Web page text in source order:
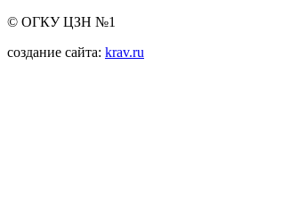
© ОГКУ ЦЗН №1
создание сайта: krav.ru